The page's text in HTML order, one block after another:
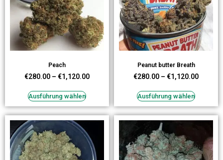
Peach
€280.00 – €1,120.00
Ausführung wählen
Peanut butter Breath
€280.00 – €1,120.00
Ausführung wählen